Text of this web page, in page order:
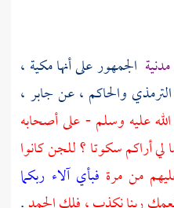
الجمهور على أنها مكية ،
الترمذي والحاكم ،عنجابر ،
عليه وسلم - على أصحابه
أراكم سكوتا ؟ للجن كانوا
من مرة فبأي آلاء ربكما